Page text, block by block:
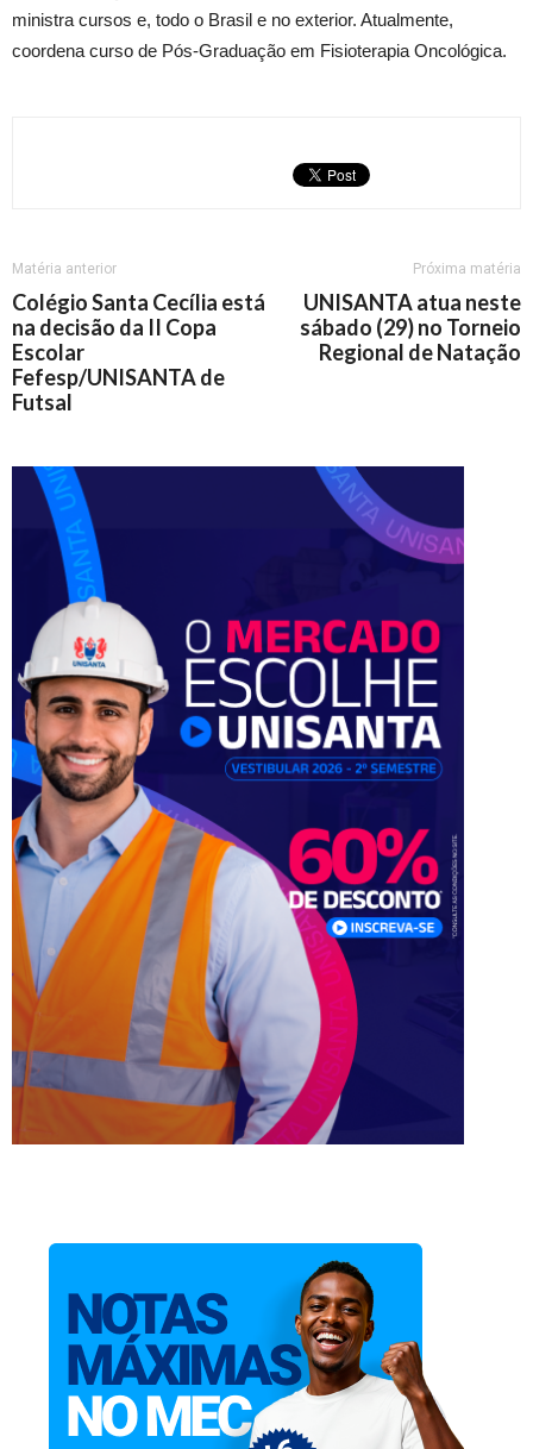
ministra cursos e, todo o Brasil e no exterior. Atualmente,
coordena curso de Pós-Graduação em Fisioterapia Oncológica.
Matéria anterior
Colégio Santa Cecília está
na decisão da II Copa
Escolar
Fefesp/UNISANTA de
Futsal
Próxima matéria
UNISANTA atua neste
sábado (29) no Torneio
Regional de Natação